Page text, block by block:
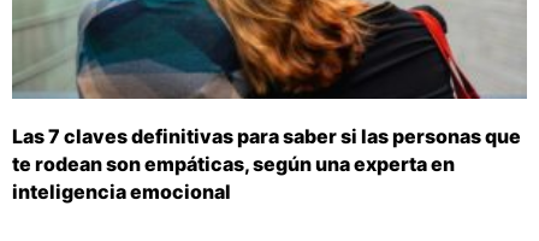
Las 7 claves definitivas para saber si las personas que
te rodean son empáticas, según una experta en
inteligencia emocional